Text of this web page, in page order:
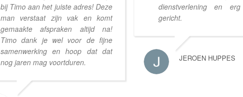
bij Timo aan het juiste adres! Deze
man verstaat zijn vak en komt
gemaakte afspraken altijd na!
Timo dank je wel voor de fijne
samenwerking en hoop dat dat
nog jaren mag voortduren.
dienstverlening en
gericht.
JEROEN HUPPES